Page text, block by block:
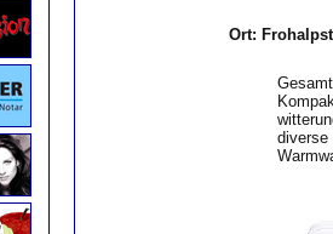
Ort:
diverse